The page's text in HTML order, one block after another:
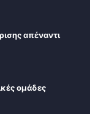
απέναντι
ομάδες